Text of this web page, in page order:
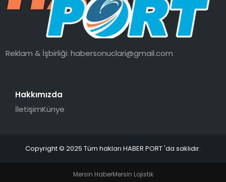
Reklam & İşbirliği:habersonuclari@gmail.com
Hakkımızda
İletişimKünye
Copyright © 2025 Tüm hakları HABER PORT 'da saklıdır.
Mersin HaberMersin Lojistik